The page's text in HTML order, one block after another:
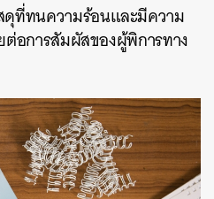
ดุที่ทนความร้อนและมีความ
อการสัมผัสของผู้พิการทาง